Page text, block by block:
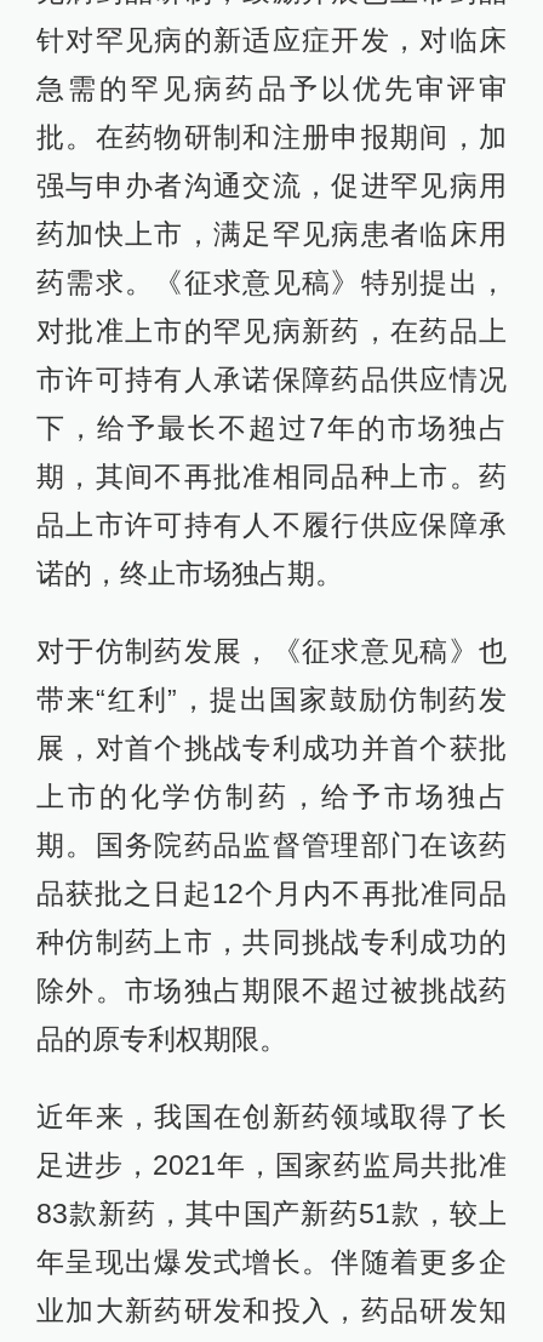
针对罕见病的新适应症开发，对临床
急需的罕见病药品予以优先审评审
批。在药物研制和注册申报期间，加
强与申办者沟通交流，促进罕见病用
药加快上市，满足罕见病患者临床用
药需求。《征求意见稿》特别提出，
对批准上市的罕见病新药，在药品上
市许可持有人承诺保障药品供应情况
下，给予最长不超过7年的市场独占
期，其间不再批准相同品种上市。药
品上市许可持有人不履行供应保障承
诺的，终止市场独占期。
对于仿制药发展，《征求意见稿》也
带来“红利”，提出国家鼓励仿制药发
展，对首个挑战专利成功并首个获批
上市的化学仿制药，给予市场独占
期。国务院药品监督管理部门在该药
品获批之日起12个月内不再批准同品
种仿制药上市，共同挑战专利成功的
除外。市场独占期限不超过被挑战药
品的原专利权期限。
近年来，我国在创新药领域取得了长
足进步，2021年，国家药监局共批准
83款新药，其中国产新药51款，较上
年呈现出爆发式增长。伴随着更多企
业加大新药研发和投入，药品研发知